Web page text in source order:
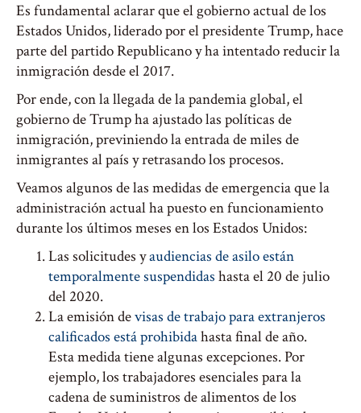
Es fundamental aclarar que el gobierno actual de los
Estados Unidos, liderado por el presidente Trump, hace
parte del partido Republicano y ha intentado reducir la
inmigración desde el 2017.
Por ende, con la llegada de la pandemia global, el
gobierno de Trump ha ajustado las políticas de
inmigración, previniendo la entrada de miles de
inmigrantes al país y retrasando los procesos.
Veamos algunos de las medidas de emergencia que la
administración actual ha puesto en funcionamiento
durante los últimos meses en los Estados Unidos:
Las solicitudes yaudiencias de asilo están
temporalmente suspendidas hasta el 20 de julio
del 2020.
La emisión devisas de trabajo para extranjeros
calificados está prohibidahasta final de año.
Esta medida tiene algunas excepciones. Por
ejemplo, los trabajadores esenciales para la
cadena de suministros de alimentos de los